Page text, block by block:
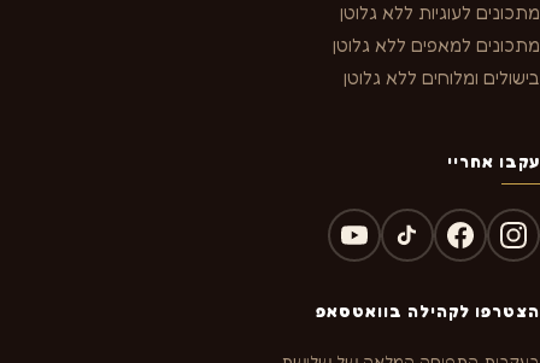
מתכונים לעוגיות ללא גלוטן
מתכונים למאפים ללא גלוטן
בישולים ומלוחים ללא גלוטן
עקבו אחריי
הצטרפו לקהילה בוואטסאפ